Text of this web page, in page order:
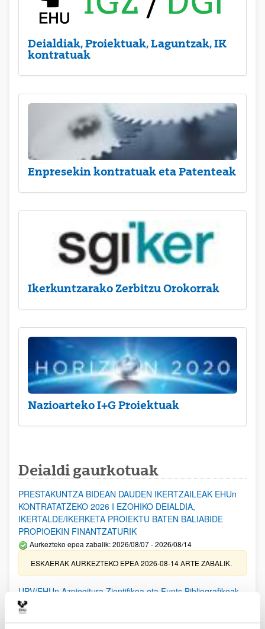
Deialdiak, Proiektuak, Laguntzak, IK
kontratuak
Enpresekin kontratuak eta Patenteak
Ikerkuntzarako Zerbitzu Orokorrak
Nazioarteko I+G Proiektuak
Deialdi gaurkotuak
PRESTAKUNTZA BIDEAN DAUDEN IKERTZAILEAK EHUn
KONTRATATZEKO 2026 I EZOHIKO DEIALDIA,
IKERTALDE/IKERKETA PROIEKTU BATEN BALIABIDE
PROPIOEKIN FINANTZATURIK
Aurkezteko epea zabalik: 2026/08/07 - 2026/08/14
ESKAERAK AURKEZTEKO EPEA 2026-08-14 ARTE ZABALIK.
UPV/EHUn Azpiegitura Zientifikoa eta Funts Bibliografikoak
erosi eta berritzeko laguntzak 2026